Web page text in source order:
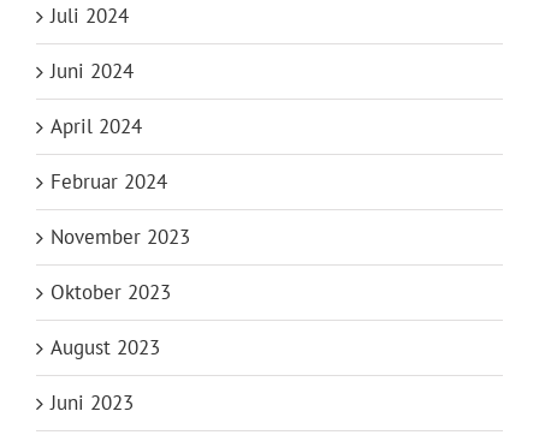
Juli 2024
Juni 2024
April 2024
Februar 2024
November 2023
Oktober 2023
August 2023
Juni 2023